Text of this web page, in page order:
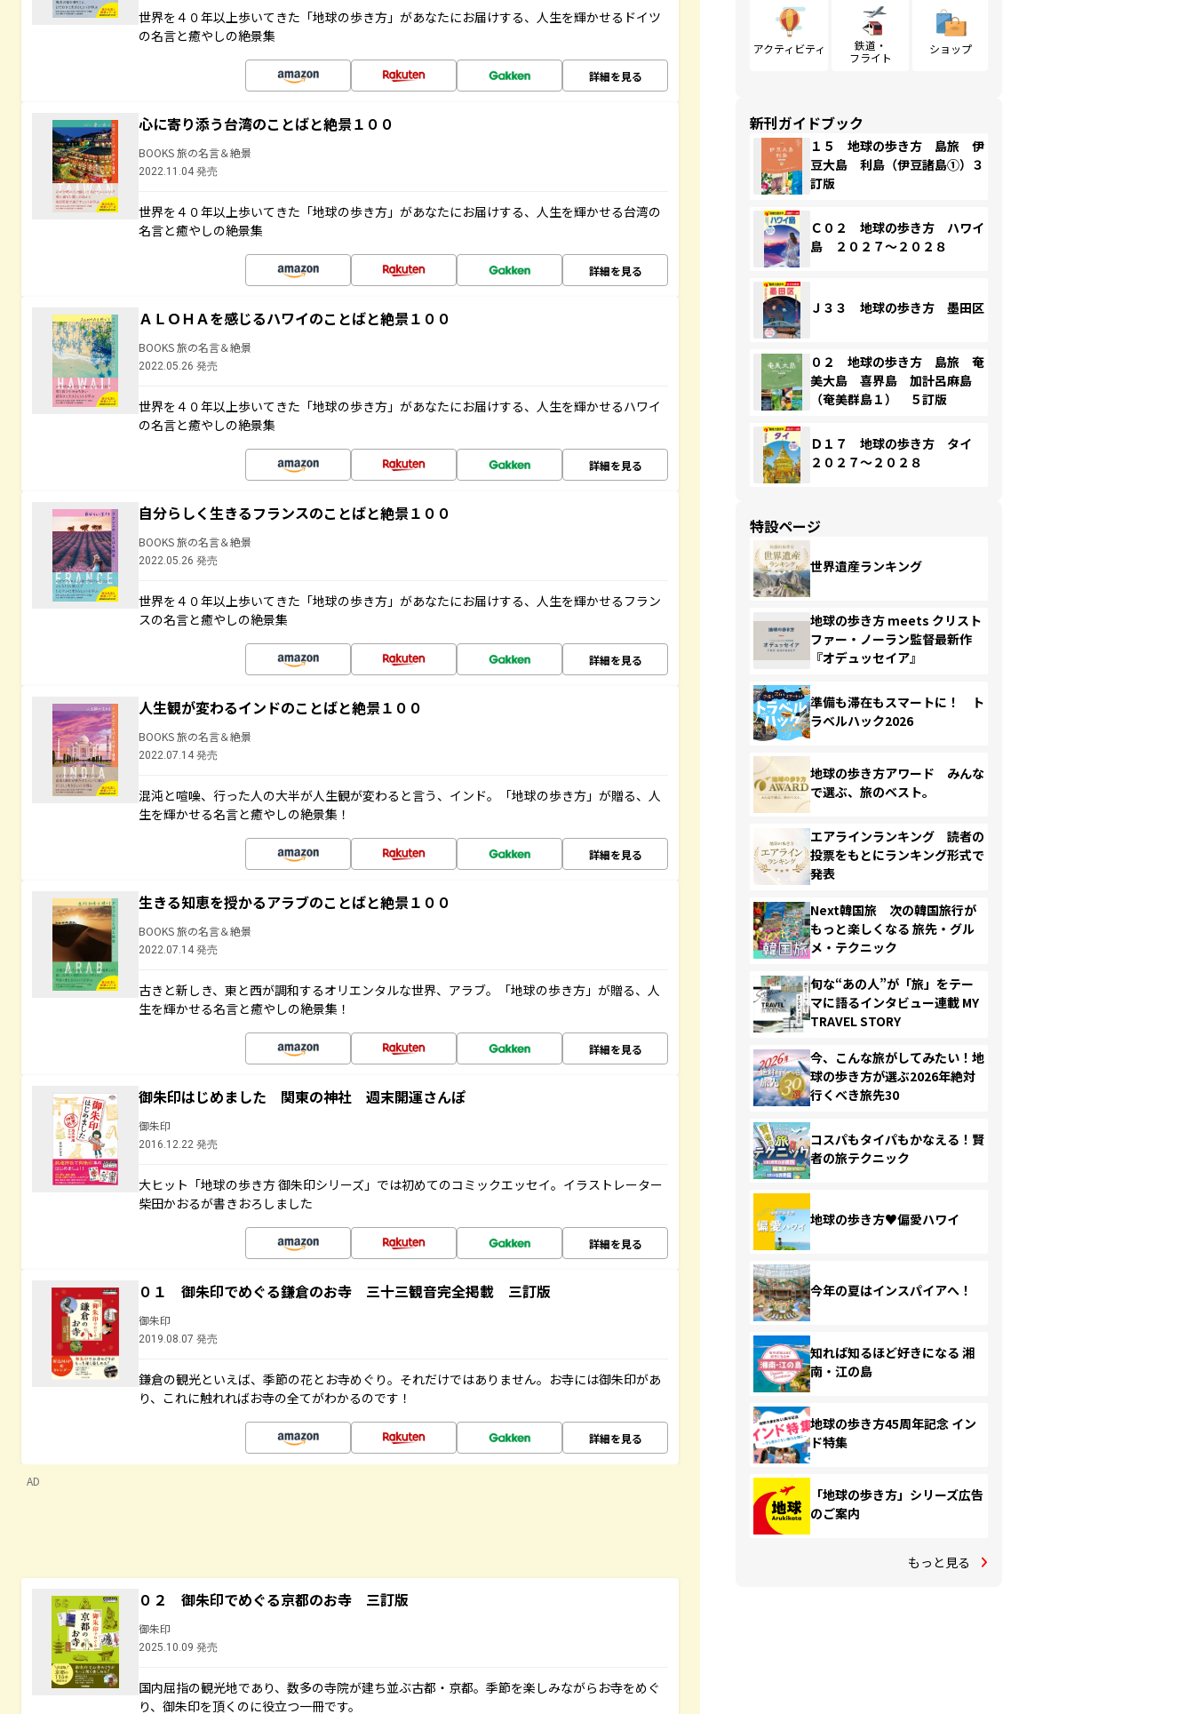
世界を４０年以上歩いてきた「地球の歩き方」があなたにお届けする、人生を輝かせるドイツ
の名言と癒やしの絶景集
詳細を見る
心に寄り添う台湾のことばと絶景１００
BOOKS 旅の名言＆絶景
2022.11.04 発売
世界を４０年以上歩いてきた「地球の歩き方」があなたにお届けする、人生を輝かせる台湾の
名言と癒やしの絶景集
詳細を見る
ＡＬＯＨＡを感じるハワイのことばと絶景１００
BOOKS 旅の名言＆絶景
2022.05.26 発売
世界を４０年以上歩いてきた「地球の歩き方」があなたにお届けする、人生を輝かせるハワイ
の名言と癒やしの絶景集
詳細を見る
自分らしく生きるフランスのことばと絶景１００
BOOKS 旅の名言＆絶景
2022.05.26 発売
世界を４０年以上歩いてきた「地球の歩き方」があなたにお届けする、人生を輝かせるフラン
スの名言と癒やしの絶景集
詳細を見る
人生観が変わるインドのことばと絶景１００
BOOKS 旅の名言＆絶景
2022.07.14 発売
混沌と喧噪、行った人の大半が人生観が変わると言う、インド。「地球の歩き方」が贈る、人
生を輝かせる名言と癒やしの絶景集！
詳細を見る
生きる知恵を授かるアラブのことばと絶景１００
BOOKS 旅の名言＆絶景
2022.07.14 発売
古きと新しき、東と西が調和するオリエンタルな世界、アラブ。「地球の歩き方」が贈る、人
生を輝かせる名言と癒やしの絶景集！
詳細を見る
御朱印はじめました 関東の神社 週末開運さんぽ
御朱印
2016.12.22 発売
大ヒット「地球の歩き方 御朱印シリーズ」では初めてのコミックエッセイ。イラストレーター
柴田かおるが書きおろしました
詳細を見る
０１ 御朱印でめぐる鎌倉のお寺 三十三観音完全掲載 三訂版
御朱印
2019.08.07 発売
鎌倉の観光といえば、季節の花とお寺めぐり。それだけではありません。お寺には御朱印があ
り、これに触れればお寺の全てがわかるのです！
詳細を見る
AD
０２ 御朱印でめぐる京都のお寺 三訂版
御朱印
2025.10.09 発売
国内屈指の観光地であり、数多の寺院が建ち並ぶ古都・京都。季節を楽しみながらお寺をめぐ
り、御朱印を頂くのに役立つ一冊です。
アクティビティ
鉄道・
フライト
ショップ
新刊ガイドブック
１５ 地球の歩き方 島旅 伊
豆大島 利島（伊豆諸島①）３
訂版
Ｃ０２ 地球の歩き方 ハワイ
島 ２０２７～２０２８
Ｊ３３ 地球の歩き方 墨田区
０２ 地球の歩き方 島旅 奄
美大島 喜界島 加計呂麻島
（奄美群島１） ５訂版
Ｄ１７ 地球の歩き方 タイ
２０２７～２０２８
特設ページ
世界遺産ランキング
地球の歩き方 meets クリスト
ファー・ノーラン監督最新作
『オデュッセイア』
準備も滞在もスマートに！ ト
ラベルハック2026
地球の歩き方アワード みんな
で選ぶ、旅のベスト。
エアラインランキング 読者の
投票をもとにランキング形式で
発表
Next韓国旅 次の韓国旅行が
もっと楽しくなる 旅先・グル
メ・テクニック
旬な“あの人”が「旅」をテー
マに語るインタビュー連載 MY
TRAVEL STORY
今、こんな旅がしてみたい！地
球の歩き方が選ぶ2026年絶対
行くべき旅先30
コスパもタイパもかなえる！賢
者の旅テクニック
地球の歩き方♥偏愛ハワイ
今年の夏はインスパイアへ！
知れば知るほど好きになる 湘
南・江の島
地球の歩き方45周年記念 イン
ド特集
「地球の歩き方」シリーズ広告
のご案内
もっと見る